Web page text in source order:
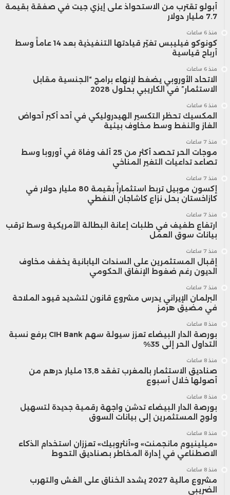
المجلس الأعلى للاتصال السمعي البصري،
وطلال صلاح الدين، منسق وحدة الشؤون
الإفريقية والدولية بالهيئة العليا.
أبولو تقترب من الاستحواذ على إيزي جيت في صفقة بقيمة
7.7 مليار دولار
منذ 6 ساعات
كونوكو فيليبس تغيّر قيادتها التنفيذية بعد 14 عاماً وسط
أرباح قياسية
منذ 6 ساعات
الاتحاد الأوروبي يضغط لإنهاء برامج “الجنسية مقابل
الاستثمار” في الكاريبي بحلول 2028
منذ 6 ساعات
المكسيك تحظر التكسير الهيدروليكي في أحد أكبر أحواض
الغاز والنفط وسط مخاوف بيئية
منذ 7 ساعات
موجات الحر تحصد أكثر من 25 ألف وفاة في أوروبا وسط
تصاعد تداعيات التغير المناخي
منذ 7 ساعات
إكسون موبيل تربط استثماراً بقيمة 80 مليار دولار في
كازاخستان بحل نزاع كاشاجان النفطي
منذ 7 ساعات
ارتفاع طفيف في طلبات إعانة البطالة الأمريكية وسط ترقب
بيانات سوق العمل
منذ 7 ساعات
إقبال المستثمرين على السندات اليابانية يخفف مخاوف
الديون رغم ضغوط الإنفاق الحكومي
منذ 7 ساعات
البرلمان الإيراني يدرس مشروع قانون لتشديد قيود الملاحة
في مضيق هرمز
منذ 8 ساعات
بورصة الدار البيضاء تعزز سيولة سهم CIH Bank برفع نسبة
التداول الحر إلى 35%
منذ 8 ساعات
صناديق الاستثمار بالمغرب تفقد 13,8 مليار درهم من
أصولها خلال أسبوع
منذ 8 ساعات
بورصة الدار البيضاء تدشن واجهة رقمية جديدة لتسهيل
ولوج المستثمرين إلى بيانات السوق
منذ 8 ساعات
«ميلينيوم مانجمنت» و«أنثروبيك» تعززان استخدام الذكاء
الاصطناعي في إدارة المخاطر بصناديق التحوط
منذ 8 ساعات
مشروع مالية 2027 يشدد الخناق على الغش والتهرب
الضريبي